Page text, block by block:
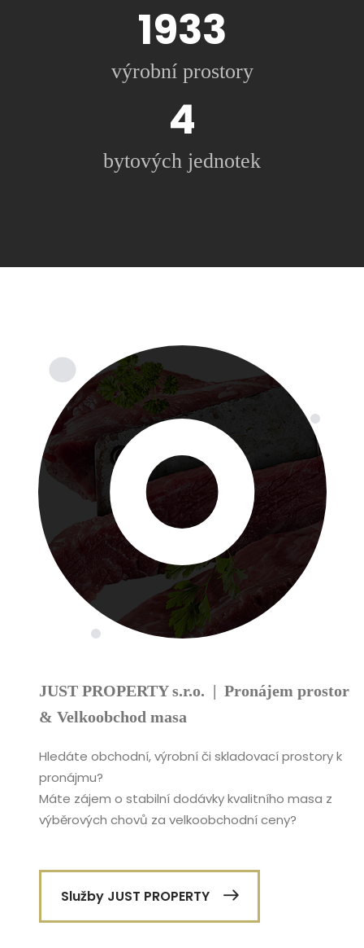
2000m2
výrobní prostory
4a více
bytových jednotek
JUST PROPERTY s.r.o. | Pronájem prostor
& Velkoobchod masa
Hledáte obchodní, výrobní či skladovací prostory k
pronájmu?
Máte zájem o stabilní dodávky kvalitního masa z
výběrových chovů za velkoobchodní ceny?
Služby JUST PROPERTY